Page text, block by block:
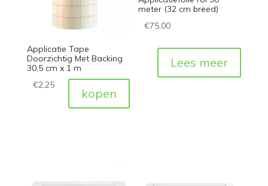
Applicatie Tape
Doorzichtig Met Backing
30,5 cm x 1 m
€2,25
kopen
meter (32 cm breed)
€75,00
Lees meer